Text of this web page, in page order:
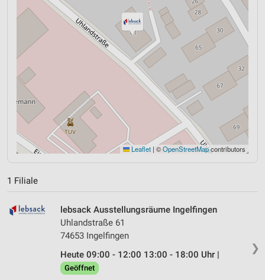
Leaflet | ©OpenStreetMapcontributors
1 Filiale
❯
lebsack Ausstellungsräume Ingelfingen
Uhlandstraße 61
74653 Ingelfingen
Heute 09:00 - 12:00 13:00 - 18:00 Uhr |
Geöffnet